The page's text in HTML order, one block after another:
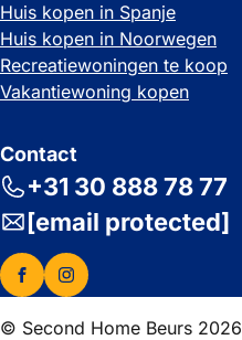
Huis kopen in Spanje
Huis kopen in Noorwegen
Recreatiewoningen te koop
Vakantiewoning kopen
Contact
+31 30 888 78 77
[email protected]
© Second Home Beurs 2026